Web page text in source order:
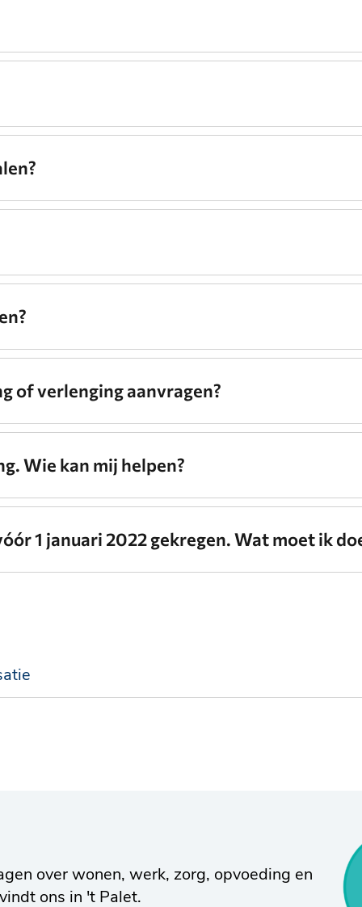
of verlenging aanvragen?
Wie kan mij helpen?
1 januari 2022 gekregen. Wat moet ik
over wonen, werk, zorg, opvoeding en
ons in 't Palet.